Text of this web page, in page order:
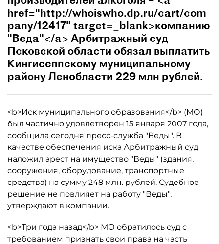
href="http://whoiswho.dp.ru/cart/com
pany/12417" target=_blank>компанию
"Веда"</a> Арбитражный суд
Псковской области обязал выплатить
Кингисеппскому муниципальному
району Ленобласти 229 млн рублей.
<b>Иск муниципального образования</b> (МО)
был частично удовлетворен 15 января 2007 года,
сообщила сегодня пресс-служба "Веды". В
качестве обеспечения иска Арбитражный суд
наложил арест на имущество "Веды" (здания,
сооружения, оборудование, транспортные
средства) на сумму 248 млн. рублей. Судебное
решение не повлияет на работу "Веды",
утверждают в компании.
<b>Три года назад</b> МО обратилось суд с
требованием признать свои права на часть